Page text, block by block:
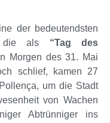
der bedeutendsten
die als “Tag des
Morgen des 31. Mai
schlief, kamen 27
um die Stadt
von Wachen
Abtrünniger ins